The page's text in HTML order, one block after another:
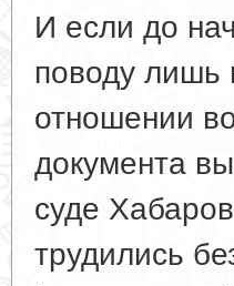
И если до
поводу лишь
отношении
документа
суде
трудились